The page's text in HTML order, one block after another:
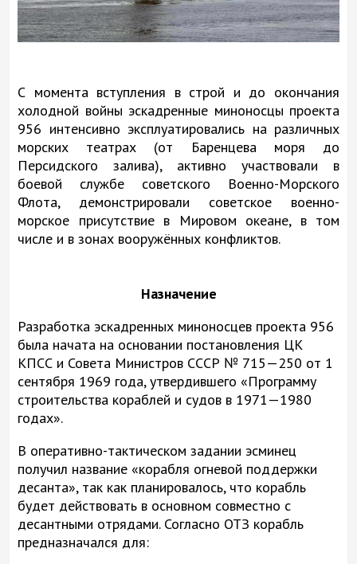
С момента вступления в строй и до окончания
холодной войны эскадренные миноносцы проекта
956 интенсивно эксплуатировались на различных
морских театрах (от Баренцева моря до
Персидского залива), активно участвовали в
боевой службе советского Военно-Морского
Флота, демонстрировали советское военно-
морское присутствие в Мировом океане, в том
числе и в зонах вооружённых конфликтов.
Назначение
Разработка эскадренных миноносцев проекта 956
была начата на основании постановления ЦК
КПСС и Совета Министров СССР № 715—250 от 1
сентября 1969 года, утвердившего «Программу
строительства кораблей и судов в 1971—1980
годах».
В оперативно-тактическом задании эсминец
получил название «корабля огневой поддержки
десанта», так как планировалось, что корабль
будет действовать в основном совместно с
десантными отрядами. Согласно ОТЗ корабль
предназначался для: